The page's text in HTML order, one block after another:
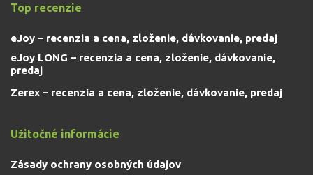
Top recenzie
eJoy – recenzia a cena, zloženie, dávkovanie, predaj
eJoy LONG – recenzia a cena, zloženie, dávkovanie,
predaj
Zerex – recenzia a cena, zloženie, dávkovanie, predaj
Užitočné informácie
Zásady ochrany osobných údajov